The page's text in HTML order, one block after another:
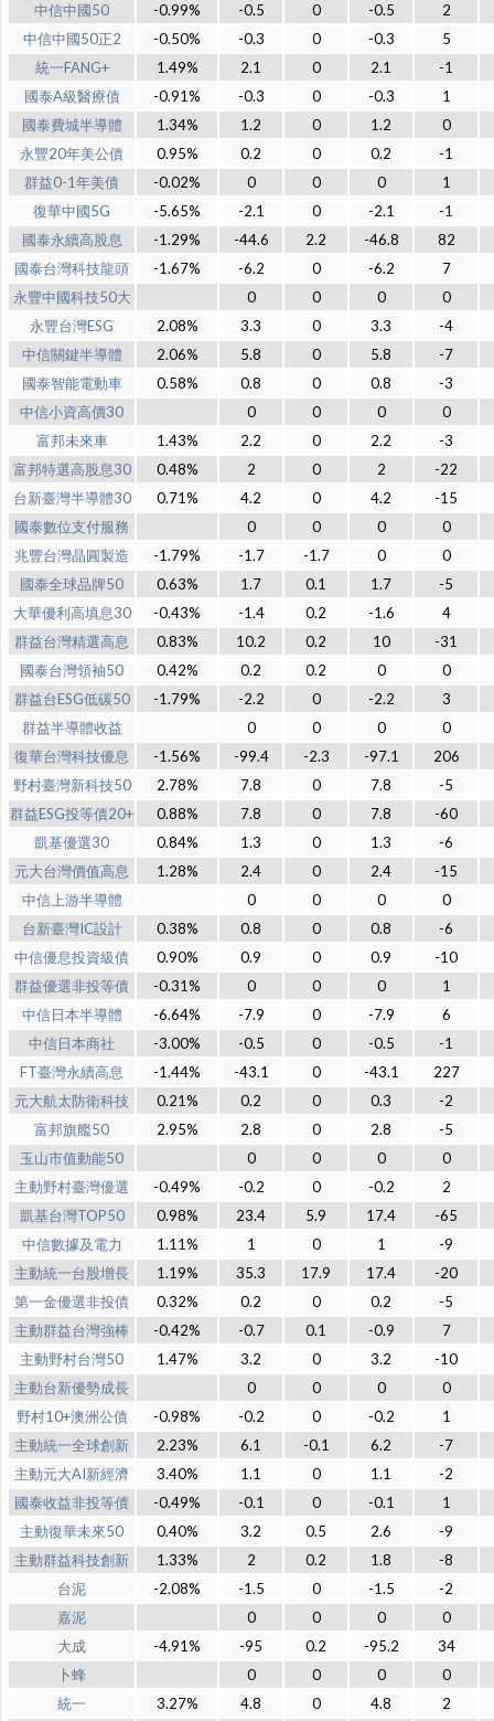
中信中國50
-0.99% -0.5 0 -0.5
2
中信中國50正2
-0.50% -0.3 0 -0.3
5
統一FANG+
1.49% 2.1 0 2.1
-1
國泰A級醫療債
-0.91% -0.3 0 -0.3
1
國泰費城半導體
1.34% 1.2 0 1.2
0
永豐20年美公債
0.95% 0.2 0 0.2
-1
群益0-1年美債
-0.02% 0 0 0
1
復華中國5G
-5.65% -2.1 0 -2.1
-1
國泰永續高股息
-1.29% -44.6 2.2 -46.8
82
國泰台灣科技龍頭
-1.67% -6.2 0 -6.2
7
永豐中國科技50大
0 0 0
0
永豐台灣ESG
2.08% 3.3 0 3.3
-4
中信關鍵半導體
2.06% 5.8 0 5.8
-7
國泰智能電動車
0.58% 0.8 0 0.8
-3
中信小資高價30
0 0 0
0
富邦未來車
1.43% 2.2 0 2.2
-3
富邦特選高股息30
0.48% 2 0 2
-22
台新臺灣半導體30
0.71% 4.2 0 4.2
-15
國泰數位支付服務
0 0 0
0
兆豐台灣晶圓製造
-1.79% -1.7 -1.7 0
0
國泰全球品牌50
0.63% 1.7 0.1 1.7
-5
大華優利高填息30
-0.43% -1.4 0.2 -1.6
4
群益台灣精選高息
0.83% 10.2 0.2 10
-31
國泰台灣領袖50
0.42% 0.2 0.2 0
0
群益台ESG低碳50
-1.79% -2.2 0 -2.2
3
群益半導體收益
0 0 0
0
復華台灣科技優息
-1.56% -99.4 -2.3 -97.1
206
野村臺灣新科技50
2.78% 7.8 0 7.8
-5
群益ESG投等債20+
0.88% 7.8 0 7.8
-60
凱基優選30
0.84% 1.3 0 1.3
-6
元大台灣價值高息
1.28% 2.4 0 2.4
-15
中信上游半導體
0 0 0
0
台新臺灣IC設計
0.38% 0.8 0 0.8
-6
中信優息投資級債
0.90% 0.9 0 0.9
-10
群益優選非投等債
-0.31% 0 0 0
1
中信日本半導體
-6.64% -7.9 0 -7.9
6
中信日本商社
-3.00% -0.5 0 -0.5
-1
FT臺灣永續高息
-1.44% -43.1 0 -43.1
227
元大航太防衛科技
0.21% 0.2 0 0.3
-2
富邦旗艦50
2.95% 2.8 0 2.8
-5
玉山市值動能50
0 0 0
0
主動野村臺灣優選
-0.49% -0.2 0 -0.2
2
凱基台灣TOP50
0.98% 23.4 5.9 17.4
-65
中信數據及電力
1.11% 1 0 1
-9
主動統一台股增長
1.19% 35.3 17.9 17.4
-20
第一金優選非投債
0.32% 0.2 0 0.2
-5
主動群益台灣強棒
-0.42% -0.7 0.1 -0.9
7
主動野村台灣50
1.47% 3.2 0 3.2
-10
主動台新優勢成長
0 0 0
0
野村10+澳洲公債
-0.98% -0.2 0 -0.2
1
主動統一全球創新
2.23% 6.1 -0.1 6.2
-7
主動元大AI新經濟
3.40% 1.1 0 1.1
-2
國泰收益非投等債
-0.49% -0.1 0 -0.1
1
主動復華未來50
0.40% 3.2 0.5 2.6
-9
主動群益科技創新
1.33% 2 0.2 1.8
-8
台泥
-2.08% -1.5 0 -1.5
-2
嘉泥
0 0 0
0
大成
-4.91% -95 0.2 -95.2
34
卜蜂
0 0 0
0
統一
3.27% 4.8 0 4.8 2